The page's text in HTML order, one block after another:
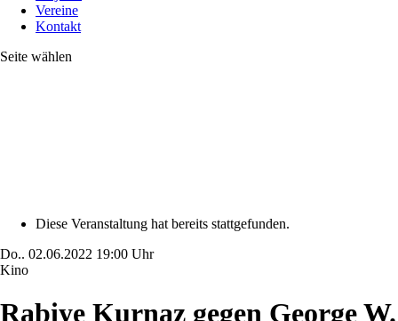
Vereine
Kontakt
Seite wählen
Diese Veranstaltung hat bereits stattgefunden.
Do.. 02.06.2022 19:00 Uhr
Kino
Rabiye Kurnaz gegen George W.